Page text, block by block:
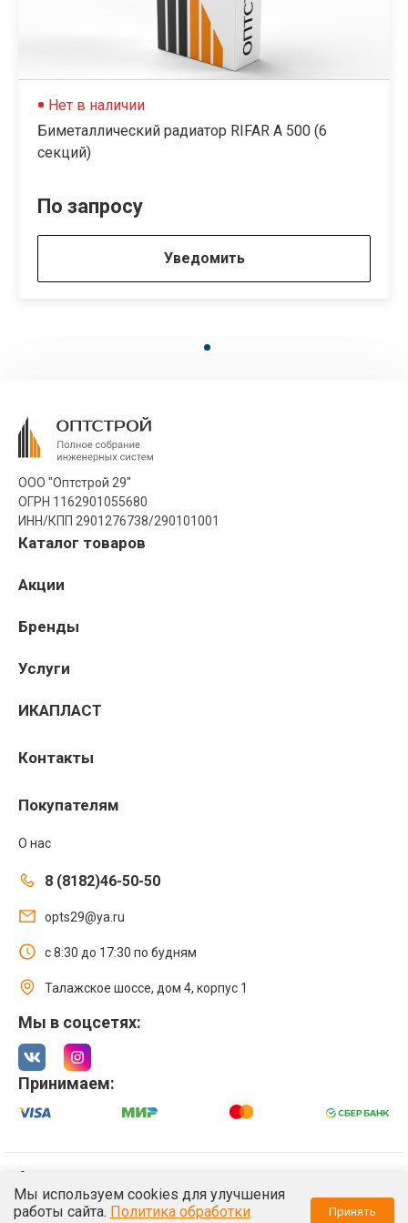
Нет в наличии
Биметаллический радиатор RIFAR A 500 (6
секций)
По запросу
Уведомить
ООО "Оптстрой 29"
ОГРН 1162901055680
ИНН/КПП 2901276738/290101001
Каталог товаров
Акции
Бренды
Услуги
ИКАПЛАСТ
Контакты
Покупателям
О нас
8 (8182)46-50-50
opts29@ya.ru
с 8:30 до 17:30 по будням
Талажское шоссе, дом 4, корпус 1
Мы в соцсетях:
Принимаем:
Политика обработки персональных данных
Мы используем cookies для улучшения
работы сайта. Политика обработки
Принять